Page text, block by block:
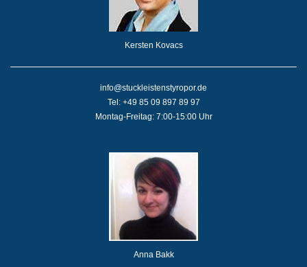
Kersten Kovacs
info@stuckleistenstyropor.de
Tel: +49 85 09 897 89 97
Montag-Freitag: 7:00-15:00 Uhr
Anna Bakk